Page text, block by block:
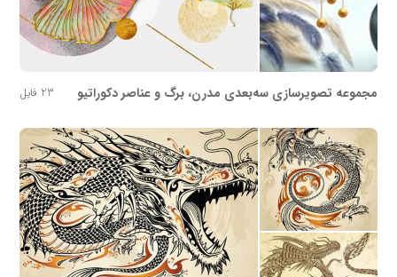
مجموعه تصویرسازی سه‌بعدی مدرن، برگ و عناصر دکوراتیو 23 فایل